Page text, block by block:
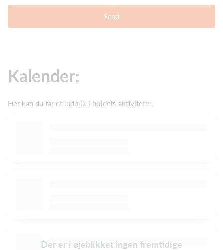
Send
Kalender:
Her kan du får et indblik i holdets aktiviteter.
Der er i øjeblikket ingen fremtidige